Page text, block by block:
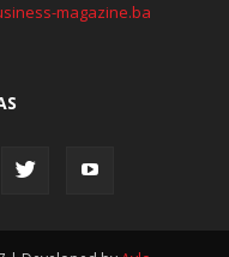
magazine.ba